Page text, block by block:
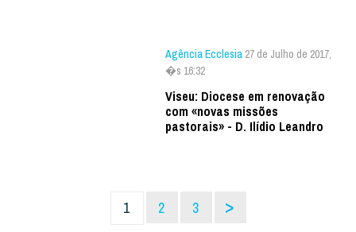
Agência Ecclesia 27 de Julho de 2017,
�s 16:32
Viseu: Diocese em renovação
com «novas missões
pastorais» - D. Ilídio Leandro
1 2 3 >